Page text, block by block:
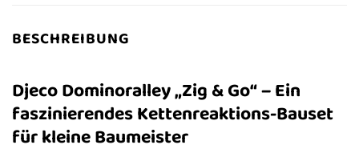
BESCHREIBUNG
Djeco Dominoralley „Zig & Go“ – Ein
faszinierendes Kettenreaktions-Bauset
für kleine Baumeister